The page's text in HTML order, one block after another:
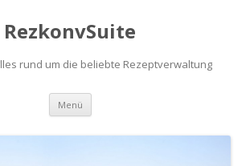
RezkonvSuite
rund um die beliebte Rezeptverwaltung
Menü Zum Inhalt springen